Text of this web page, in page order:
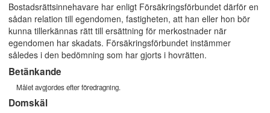
Bostadsrättsinnehavare har enligt Försäkringsförbundet därför en
sådan relation till egendomen, fastigheten, att han eller hon bör
kunna tillerkännas rätt till ersättning för merkostnader när
egendomen har skadats. Försäkringsförbundet instämmer
således i den bedömning som har gjorts i hovrätten.
Betänkande
Målet avgjordes efter föredragning.
Domskäl